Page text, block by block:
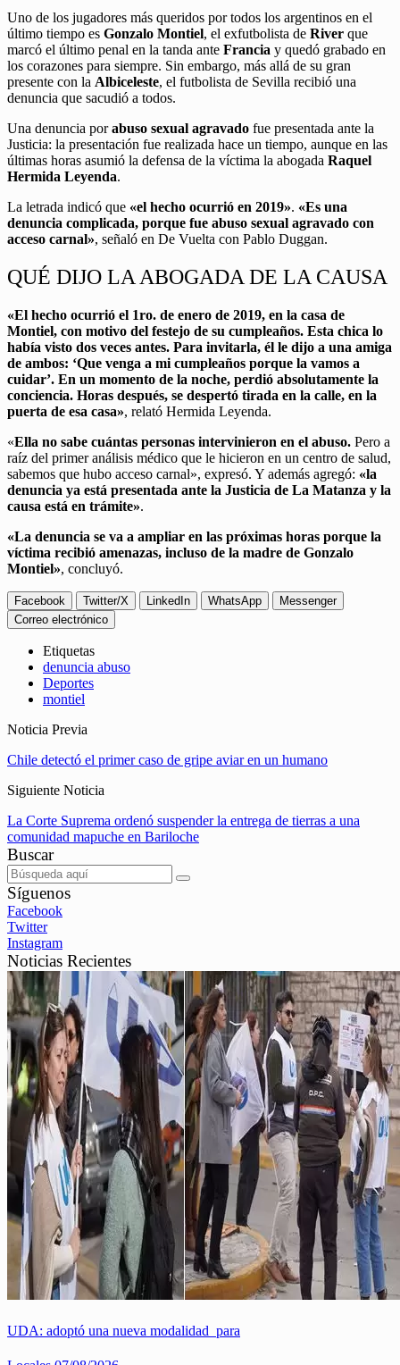
Uno de los jugadores más queridos por todos los argentinos en el
último tiempo es Gonzalo Montiel, el exfutbolista de River que
marcó el último penal en la tanda ante Francia y quedó grabado en
los corazones para siempre. Sin embargo, más allá de su gran
presente con la Albiceleste, el futbolista de Sevilla recibió una
denuncia que sacudió a todos.
Una denuncia porabuso sexual agravado fue presentada ante la
Justicia: la presentación fue realizada hace un tiempo, aunque en las
últimas horas asumió la defensa de la víctima la abogada Raquel
Hermida Leyenda.
La letrada indicó que «el hecho ocurrió en 2019». «Es una
denuncia complicada, porque fue abuso sexual agravado con
acceso carnal», señaló en De Vuelta con Pablo Duggan.
QUÉ DIJO LA ABOGADA DE LA CAUSA
«El hecho ocurrió el 1ro. de enero de 2019, en la casa de
Montiel, con motivo del festejo de su cumpleaños. Esta chica lo
había visto dos veces antes. Para invitarla, él le dijo a una amiga
de ambos: ‘Que venga a mi cumpleaños porque la vamos a
cuidar’. En un momento de la noche, perdió absolutamente la
conciencia. Horas después, se despertó tirada en la calle, en la
puerta de esa casa», relató Hermida Leyenda.
«Ella no sabe cuántas personas intervinieron en el abuso. Pero a
raíz del primer análisis médico que le hicieron en un centro de salud,
sabemos que hubo acceso carnal», expresó. Y además agregó: «la
denuncia ya está presentada ante la Justicia de La Matanza y la
causa está en trámite».
«La denuncia se va a ampliar en las próximas horas porque la
víctima recibió amenazas, incluso de la madre de Gonzalo
Montiel», concluyó.
Facebook Twitter/X LinkedIn WhatsApp
Messenger
Correo electrónico
Etiquetas
denuncia abuso
Deportes
montiel
Noticia Previa
Chile detectó el primer caso de gripe aviar en un humano
Siguiente Noticia
La Corte Suprema ordenó suspender la entrega de tierras a una
comunidad mapuche en Bariloche
Buscar
Síguenos
Facebook
Twitter
Instagram
Noticias Recientes
UDA: adoptó una nueva modalidad para